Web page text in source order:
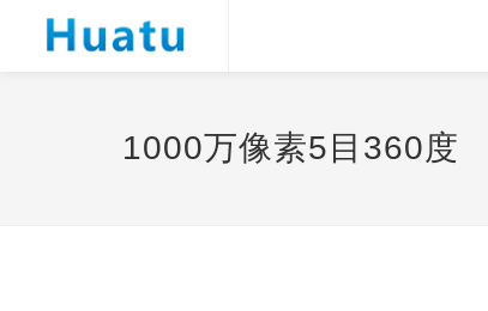
1000万像素5目360度